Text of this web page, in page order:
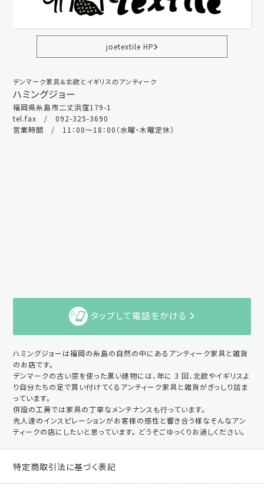
joetextile HP
デンマーク家具＆北欧とイギリスのアンティーク
ハミングジョー
福岡県糸島市二丈浜窪179-1
tel.fax / 092-325-3690
営業時間 / 11：00～18：00（水曜・木曜定休）
タップして電話をかける
ハミングジョーは福岡の糸島の自然の中にあるアンティーク家具と雑貨
のお店です。
デンマークの古い窓を使った黒い建物には、年に 3 回、北欧やイギリスよ
り自分たちの足で買い付けてくるアンティーク家具と雑貨がぎっしり詰ま
っています。
併設の工房では家具の丁寧なメンテナンスも行っています。
先人達のインスピレーションがお客様の感性と響き合う様なそんなアン
ティークの店にしたいと思っています。 どうぞごゆっくりお過しください。
特定商取引法に基づく表記